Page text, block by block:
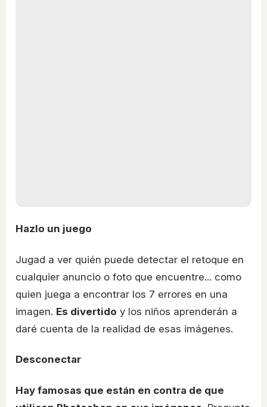
Hazlo un juego
Jugad a ver quién puede detectar el retoque en
cualquier anuncio o foto que encuentre... como
quien juega a encontrar los 7 errores en una
imagen. Es divertido y los niños aprenderán a
daré cuenta de la realidad de esas imágenes.
Desconectar
Hay famosas que están en contra de que